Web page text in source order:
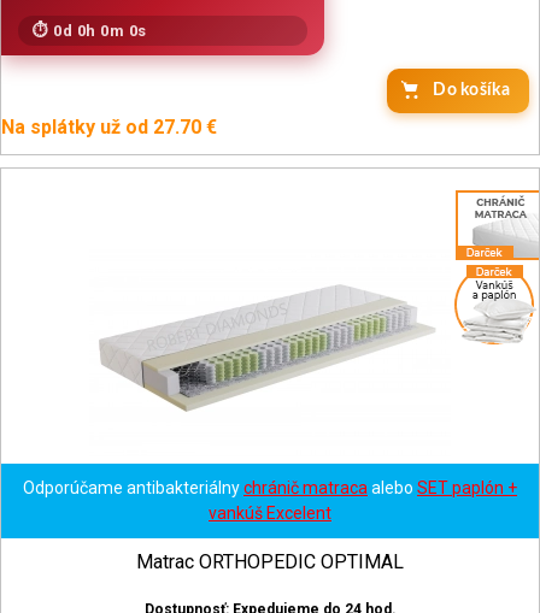
0d 0h 0m 0s
Do košíka
Na splátky už od 27.70 €
Odporúčame antibakteriálnychránič matraca alebo SET paplón +
vankúš Excelent
Matrac ORTHOPEDIC OPTIMAL
Dostupnosť: Expedujeme do 24 hod.